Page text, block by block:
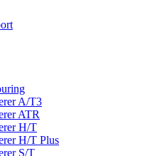
A/T3
ATR
H/T
H/T Plus
S/T